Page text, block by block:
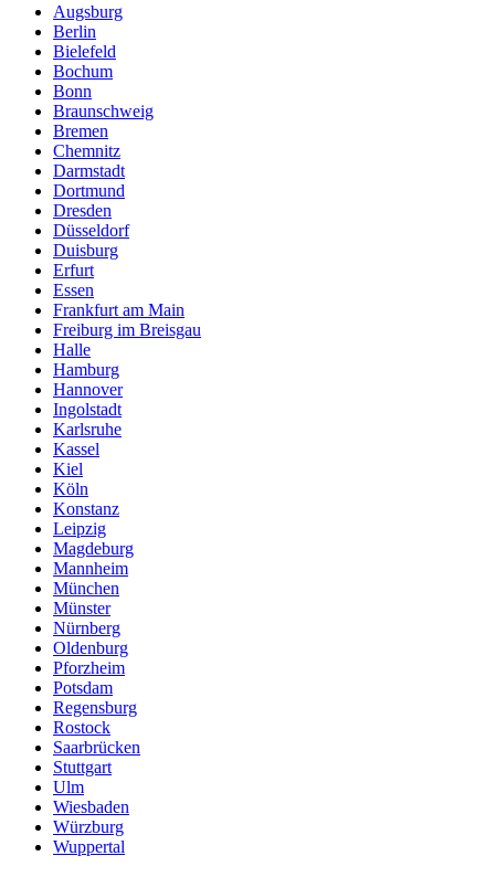
Augsburg
Berlin
Bielefeld
Bochum
Bonn
Braunschweig
Bremen
Chemnitz
Darmstadt
Dortmund
Dresden
Düsseldorf
Duisburg
Erfurt
Essen
Frankfurt am Main
Freiburg im Breisgau
Halle
Hamburg
Hannover
Ingolstadt
Karlsruhe
Kassel
Kiel
Köln
Konstanz
Leipzig
Magdeburg
Mannheim
München
Münster
Nürnberg
Oldenburg
Pforzheim
Potsdam
Regensburg
Rostock
Saarbrücken
Stuttgart
Ulm
Wiesbaden
Würzburg
Wuppertal